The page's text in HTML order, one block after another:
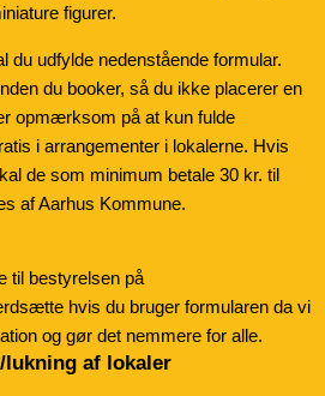
figurer.
du udfylde nedenstående formular.
du booker, så du ikke placerer en
opmærksom på at kun fulde
i arrangementer i lokalerne. Hvis
de som minimum betale 30 kr. til
af Aarhus Kommune.
til bestyrelsen på
hvis du bruger formularen da vi
og gør det nemmere for alle.
lukning af lokaler